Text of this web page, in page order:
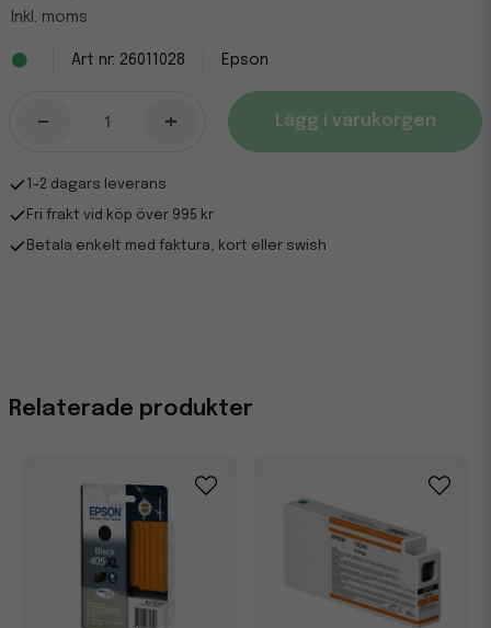
Inkl. moms
26011028 Epson
- + Lägg i varukorgen
1-2 dagars leverans
Fri frakt vid köp över 995 kr
Betala enkelt med faktura, kort eller swish
Relaterade produkter